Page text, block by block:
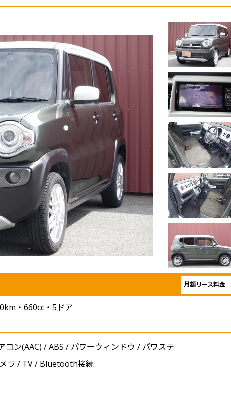
月額リース料金
・660cc・5ドア
ン(AAC) / ABS / パワーウィンドウ / パワステ
ラ / TV / Bluetooth接続